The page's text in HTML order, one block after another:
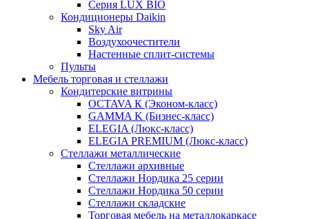
Серия LUX BIO
Кондиционеры Daikin
Sky Air
Воздухоочестители
Настенные сплит-системы
Пульты
Мебель торговая и стеллажи
Кондитерские витрины
OCTAVA К (Эконом-класс)
GAMMA K (Бизнес-класс)
ELEGIA (Люкс-класс)
ELEGIA PREMIUM (Люкс-класс)
Стеллажи металлические
Стеллажи архивные
Стеллажи Нордика 25 серии
Стеллажи Нордика 50 серии
Стеллажи складские
Торговая мебель на металлокаркасе